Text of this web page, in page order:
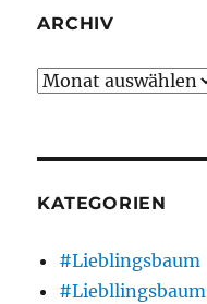
ARCHIV
Archiv
KATEGORIEN
#Lieblingsbaum
#Liebllingsbaum